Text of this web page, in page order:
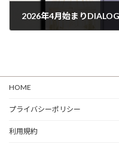
HOME
プライバシーポリシー
利用規約